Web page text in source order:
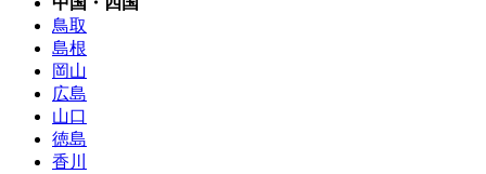
鳥取
島根
岡山
広島
山口
徳島
香川